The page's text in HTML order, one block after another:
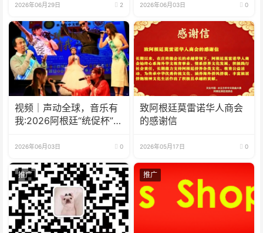
2026年06月29日 2 2026年06月03日 0
视频｜声动全球，音乐有
我:2026阿根廷“统促杯”水
圆满落幕
2026年06月03日 0
致阿根廷莫雷诺华人商会
的感谢信
2026年05月17日 0
推广 推广